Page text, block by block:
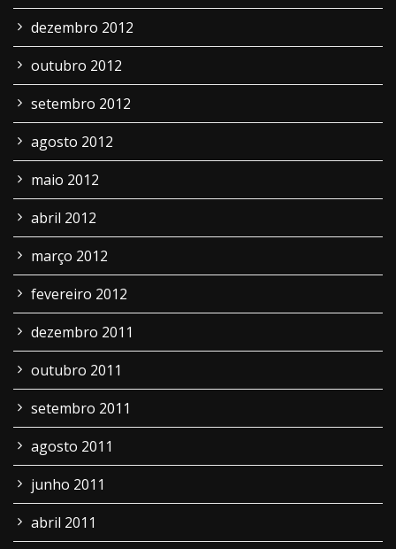
dezembro 2012
outubro 2012
setembro 2012
agosto 2012
maio 2012
abril 2012
março 2012
fevereiro 2012
dezembro 2011
outubro 2011
setembro 2011
agosto 2011
junho 2011
abril 2011